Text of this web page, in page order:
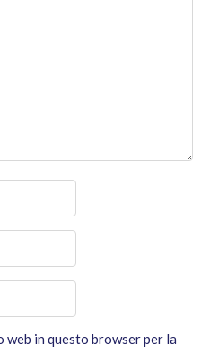
web in questo browser per la